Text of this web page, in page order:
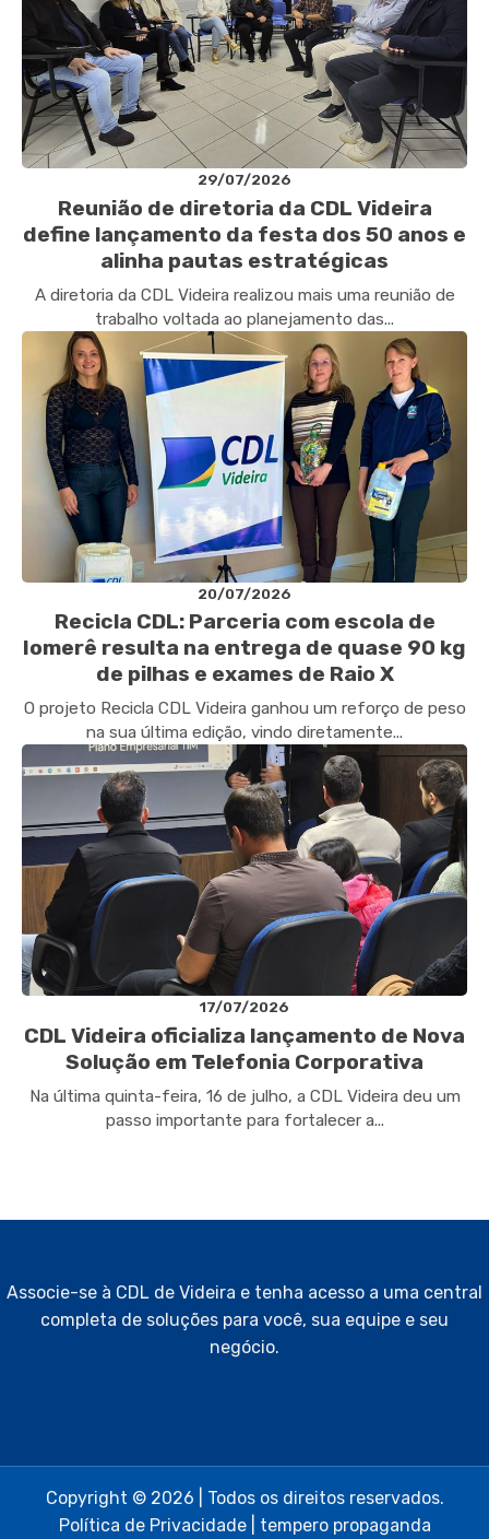
29/07/2026
Reunião de diretoria da CDL Videira
define lançamento da festa dos 50 anos e
alinha pautas estratégicas
A diretoria da CDL Videira realizou mais uma reunião de
trabalho voltada ao planejamento das...
20/07/2026
Recicla CDL: Parceria com escola de
Iomerê resulta na entrega de quase 90 kg
de pilhas e exames de Raio X
O projeto Recicla CDL Videira ganhou um reforço de peso
na sua última edição, vindo diretamente...
17/07/2026
CDL Videira oficializa lançamento de Nova
Solução em Telefonia Corporativa
Na última quinta-feira, 16 de julho, a CDL Videira deu um
passo importante para fortalecer a...
Associe-se à CDL de Videira e tenha acesso a uma central
completa de soluções para você, sua equipe e seu
negócio.
Copyright © 2026 | Todos os direitos reservados.
Política de Privacidade| tempero propaganda